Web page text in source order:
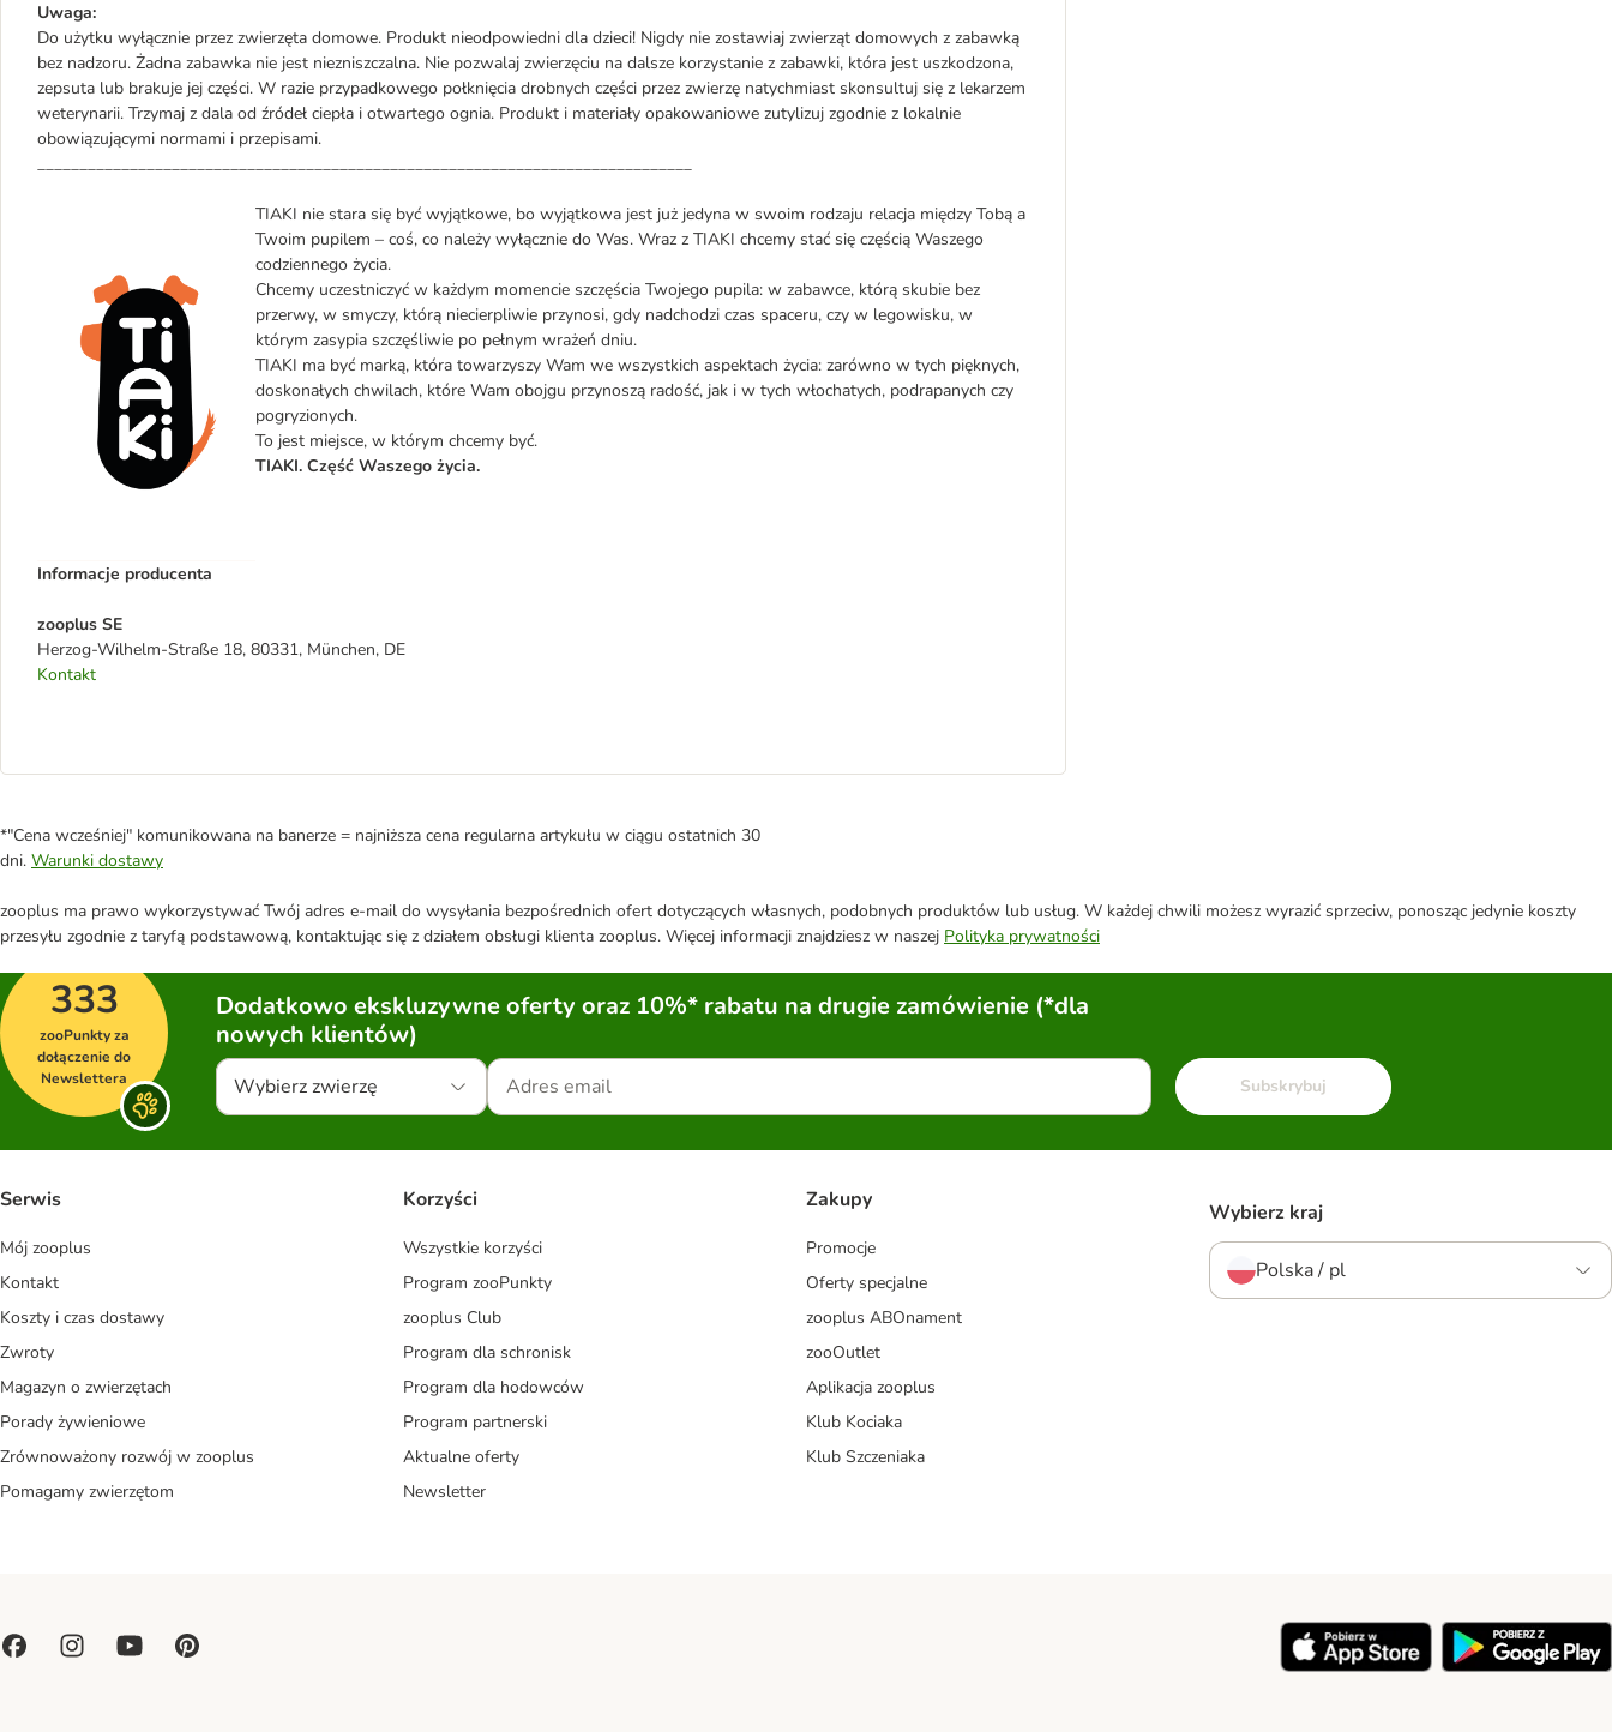
Uwaga:
Do użytku wyłącznie przez zwierzęta domowe. Produkt nieodpowiedni dla dzieci! Nigdy nie zostawiaj zwierząt domowych z zabawką
bez nadzoru. Żadna zabawka nie jest niezniszczalna. Nie pozwalaj zwierzęciu na dalsze korzystanie z zabawki, która jest uszkodzona,
zepsuta lub brakuje jej części. W razie przypadkowego połknięcia drobnych części przez zwierzę natychmiast skonsultuj się z lekarzem
weterynarii. Trzymaj z dala od źródeł ciepła i otwartego ognia. Produkt i materiały opakowaniowe zutylizuj zgodnie z lokalnie
obowiązującymi normami i przepisami.
______________________________________________________________________________
TIAKI nie stara się być wyjątkowe, bo wyjątkowa jest już jedyna w swoim rodzaju relacja między Tobą a
Twoim pupilem – coś, co należy wyłącznie do Was. Wraz z TIAKI chcemy stać się częścią Waszego
codziennego życia.
Chcemy uczestniczyć w każdym momencie szczęścia Twojego pupila: w zabawce, którą skubie bez
przerwy, w smyczy, którą niecierpliwie przynosi, gdy nadchodzi czas spaceru, czy w legowisku, w
którym zasypia szczęśliwie po pełnym wrażeń dniu.
TIAKI ma być marką, która towarzyszy Wam we wszystkich aspektach życia: zarówno w tych pięknych,
doskonałych chwilach, które Wam obojgu przynoszą radość, jak i w tych włochatych, podrapanych czy
pogryzionych.
To jest miejsce, w którym chcemy być.
TIAKI. Część Waszego życia.
Informacje producenta
zooplus SE
Herzog-Wilhelm-Straße 18, 80331, München, DE
Kontakt
*"Cena wcześniej" komunikowana na banerze = najniższa cena regularna artykułu w ciągu ostatnich 30
dni. Warunki dostawy
zooplus ma prawo wykorzystywać Twój adres e-mail do wysyłania bezpośrednich ofert dotyczących własnych, podobnych produktów lub usług. W każdej chwili możesz wyrazić sprzeciw, ponosząc jedynie koszty
przesyłu zgodnie z taryfą podstawową, kontaktując się z działem obsługi klienta zooplus. Więcej informacji znajdziesz w naszej Polityka prywatności
333
zooPunkty za
dołączenie do
Newslettera
Dodatkowo ekskluzywne oferty oraz 10%* rabatu na drugie zamówienie (*dla
nowych klientów)
Wybierz zwierzę Subskrybuj
Serwis
Mój zooplus
Kontakt
Koszty i czas dostawy
Zwroty
Magazyn o zwierzętach
Porady żywieniowe
Zrównoważony rozwój w zooplus
Pomagamy zwierzętom
Korzyści
Wszystkie korzyści
Program zooPunkty
zooplus Club
Program dla schronisk
Program dla hodowców
Program partnerski
Aktualne oferty
Newsletter
Zakupy
Promocje
Oferty specjalne
zooplus ABOnament
zooOutlet
Aplikacja zooplus
Klub Kociaka
Klub Szczeniaka
Wybierz kraj
Polska / pl